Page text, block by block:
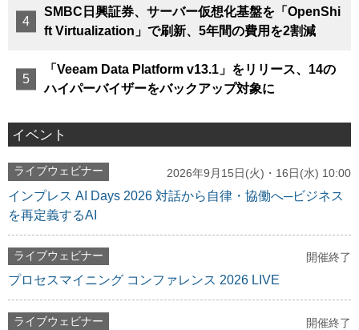
SMBC日興証券、サーバー仮想化基盤を「OpenShi
ft Virtualization」で刷新、5年間の費用を2割減
「Veeam Data Platform v13.1」をリリース、14の
ハイパーバイザーをバックアップ対象に
イベント
ライブウェビナー 2026年9月15日(火)・16日(水) 10:00
インプレス AI Days 2026 対話から自律・協働へ─ビジネス
を再定義するAI
ライブウェビナー 開催終了
プロセスマイニング コンファレンス 2026 LIVE
ライブウェビナー 開催終了